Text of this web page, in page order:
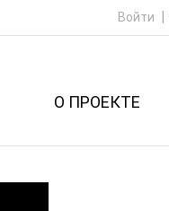
Войти
О ПРОЕКТЕ